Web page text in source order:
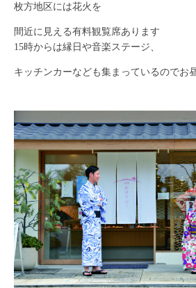
枚方地区には花火を
間近に見える有料観覧席あります
15時からは縁日や音楽ステージ、
キッチンカーなども集まっているのでお